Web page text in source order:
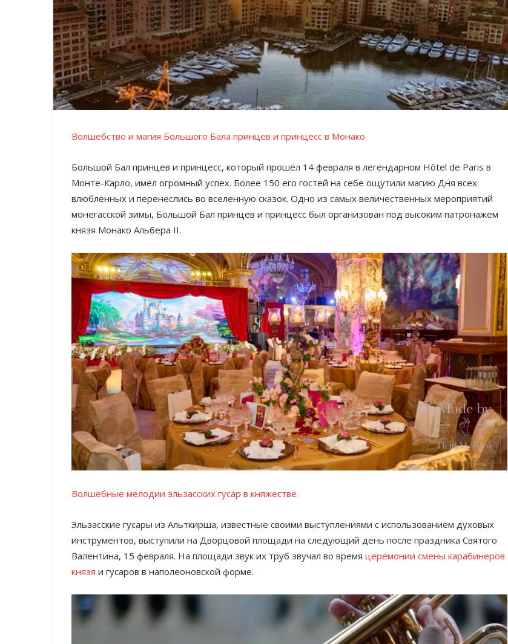
Волшебство и магия Большого Бала принцев и принцесс в Монако
Большой Бал принцев и принцесс, который прошёл 14 февраля в легендарном Hôtel de Paris в
Монте-Карло, имел огромный успех. Более 150 его гостей на себе ощутили магию Дня всех
влюблённых и перенеслись во вселенную сказок. Одно из самых величественных мероприятий
монегасской зимы, Большой Бал принцев и принцесс был организован под высоким патронажем
князя Монако Альбера II.
Волшебные мелодии эльзасских гусар в княжестве
Эльзасские гусары из Альткирша, известные своими выступлениями с использованием духовых
инструментов, выступили на Дворцовой площади на следующий день после праздника Святого
Валентина, 15 февраля. На площади звук их труб звучал во время церемонии смены карабинеров
князя и гусаров в наполеоновской форме.